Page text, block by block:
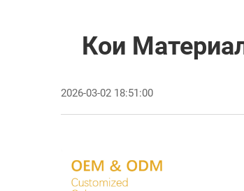
Кои
2026-03-02 18:51:00